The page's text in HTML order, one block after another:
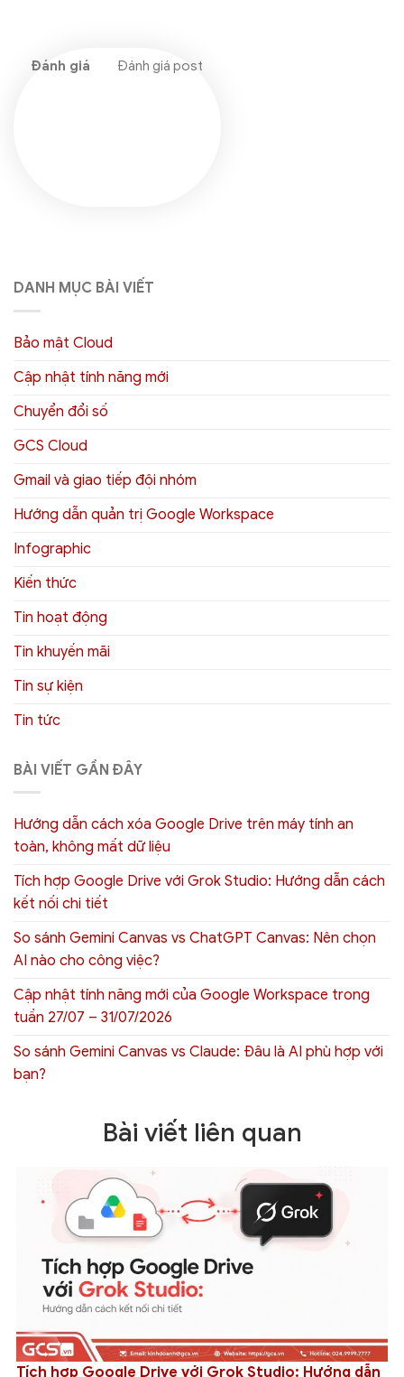
Đánh giá post
DANH MỤC BÀI VIẾT
Bảo mật Cloud
Cập nhật tính năng mới
Chuyển đổi số
GCS Cloud
Gmail và giao tiếp đội nhóm
Hướng dẫn quản trị Google Workspace
Infographic
Kiến thức
Tin hoạt động
Tin khuyến mãi
Tin sự kiện
Tin tức
BÀI VIẾT GẦN ĐÂY
Hướng dẫn cách xóa Google Drive trên máy tính an
toàn, không mất dữ liệu
Tích hợp Google Drive với Grok Studio: Hướng dẫn cách
kết nối chi tiết
So sánh Gemini Canvas vs ChatGPT Canvas: Nên chọn
AI nào cho công việc?
Cập nhật tính năng mới của Google Workspace trong
tuần 27/07 – 31/07/2026
So sánh Gemini Canvas vs Claude: Đâu là AI phù hợp với
bạn?
Bài viết liên quan
Tích hợp Google Drive với Grok Studio: Hướng dẫn